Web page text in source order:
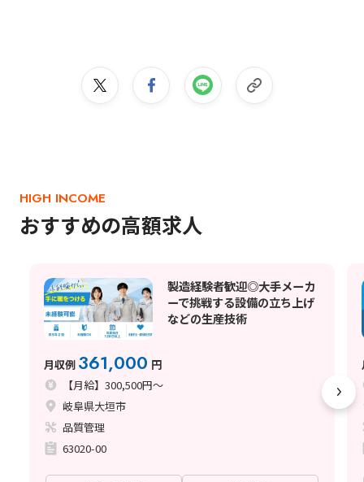
HIGH INCOME
おすすめの高額求人
製造経験者歓迎◎大手メーカ
ーで挑戦する設備の立ち上げ
などの生産技術
月収例 361,000 円
【月給】300,500円～
岐阜県大垣市
品質管理
63020-00